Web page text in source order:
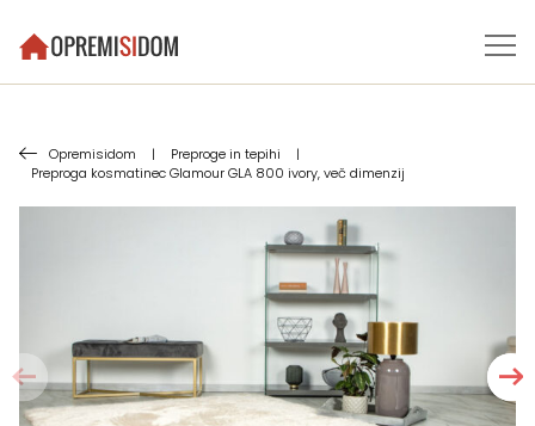
Opremisidom | Preproge in tepihi
|
Preproga kosmatinec Glamour GLA 800 ivory, več dimenzij